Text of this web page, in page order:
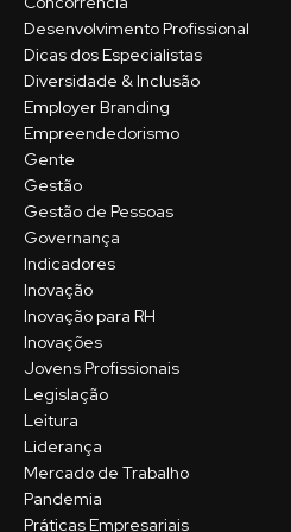
Desenvolvimento Profissional
Dicas dos Especialistas
Diversidade & Inclusão
Employer Branding
Empreendedorismo
Gente
Gestão
Gestão de Pessoas
Governança
Indicadores
Inovação
Inovação para RH
Inovações
Jovens Profissionais
Legislação
Leitura
Liderança
Mercado de Trabalho
Pandemia
Práticas Empresariais